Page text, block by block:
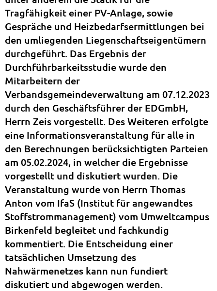
Tragfähigkeit einer PV-Anlage, sowie
Gespräche und Heizbedarfsermittlungen bei
den umliegenden Liegenschaftseigentümern
durchgeführt. Das Ergebnis der
Durchführbarkeitsstudie wurde den
Mitarbeitern der
Verbandsgemeindeverwaltung am 07.12.2023
durch den Geschäftsführer der EDGmbH,
Herrn Zeis vorgestellt. Des Weiteren erfolgte
eine Informationsveranstaltung für alle in
den Berechnungen berücksichtigten Parteien
am 05.02.2024, in welcher die Ergebnisse
vorgestellt und diskutiert wurden. Die
Veranstaltung wurde von Herrn Thomas
Anton vom IfaS (Institut für angewandtes
Stoffstrommanagement) vom Umweltcampus
Birkenfeld begleitet und fachkundig
kommentiert. Die Entscheidung einer
tatsächlichen Umsetzung des
Nahwärmenetzes kann nun fundiert
diskutiert und abgewogen werden.